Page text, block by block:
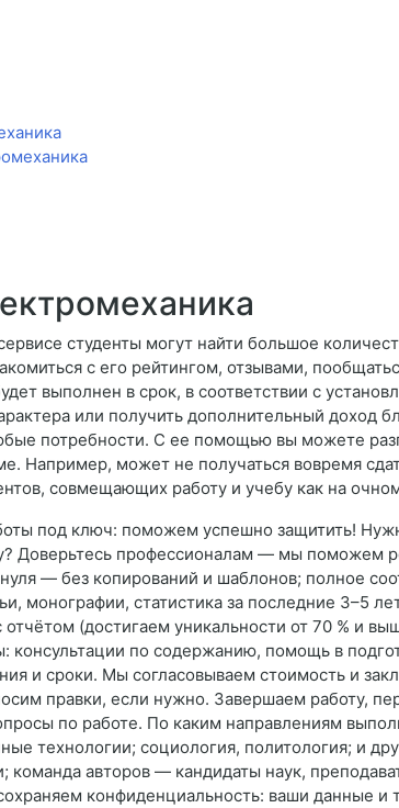
студенты могут найти большое
с его рейтингом, отзывами,
выполнен в срок, в соответствии с
или получить дополнительный
потребности. С ее помощью вы можете
Например, может не получаться вовремя
совмещающих работу и учебу как на
под ключ: поможем успешно защитить!
Доверьтесь профессионалам — мы поможем
— без копирований и шаблонов; полное
монографии, статистика за последние 3–5
отчётом (достигаем уникальности от 70 % и
консультации по содержанию, помощь в
и сроки. Мы согласовываем стоимость и
правки, если нужно. Завершаем работу,
по работе. По каким направлениям
технологии; социология, политология; и
команда авторов — кандидаты наук,
конфиденциальность: ваши данные и